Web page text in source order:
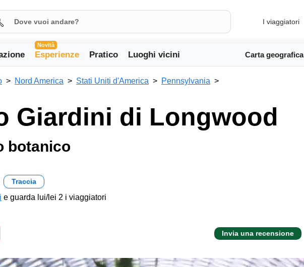
I viaggiatori
Novità
Esperienze Pratico Luoghi vicini Carta geografica
Nord America Stati Uniti d'America Pennsylvania
Giardini di Longwood
botanico
Traccia
e guarda lui/lei 2 i viaggiatori
Invia una recensione